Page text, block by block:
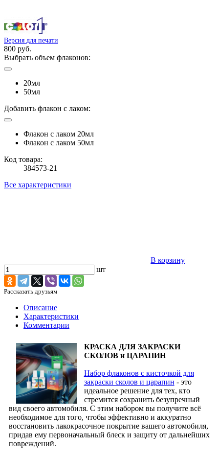
Версия для печати
800 руб.
Выбрать объем флаконов:
20мл
50мл
Добавить флакон с лаком:
Флакон с лаком 20мл
Флакон с лаком 50мл
Код товара:
384573-21
Все характеристики
В корзину
шт
Рассказать друзьям
Описание
Характеристики
Комментарии
КРАСКА ДЛЯ ЗАКРАСКИ
СКОЛОВ и ЦАРАПИН
Набор флаконов с кисточкой для
закраски сколов и царапин - это
идеальное решение для тех, кто
стремится сохранить безупречный
вид своего автомобиля. С этим набором вы получите всё
необходимое для того, чтобы эффективно и аккуратно
восстановить лакокрасочное покрытие вашего автомобиля,
придав ему первоначальный блеск и защиту от дальнейших
повреждений.